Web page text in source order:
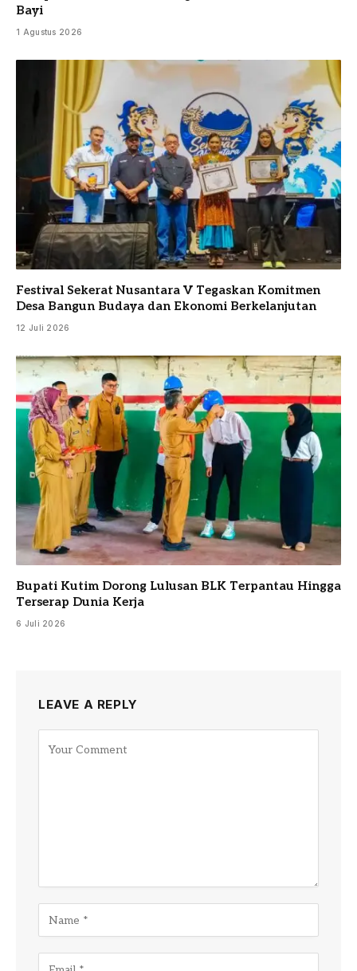
Bayi
1 Agustus 2026
Festival Sekerat Nusantara V Tegaskan Komitmen
Desa Bangun Budaya dan Ekonomi Berkelanjutan
12 Juli 2026
Bupati Kutim Dorong Lulusan BLK Terpantau Hingga
Terserap Dunia Kerja
6 Juli 2026
LEAVE A REPLY